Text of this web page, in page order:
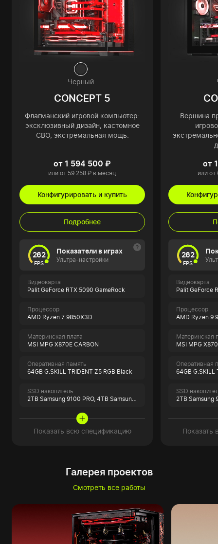
Черный
CONCEPT 5
Флагманский игровой компьютер:
эксклюзивный дизайн, кастомное
СВО, экстремальная мощь.
от 1 594 500 ₽
или от 59 258 ₽ в месяц
Конфигурировать и купить
Подробнее
262
FPS
Показатели в играх
Ультра-настройки
Видеокарта
Palit GeForce RTX 5090 GameRock
Процессор
AMD Ryzen 7 9850X3D
Материнская плата
MSI MPG X870E CARBON
Оперативная память
64GB G.SKILL TRIDENT Z5 RGB Black
SSD накопитель
2TB Samsung 9100 PRO, 4TB Samsung 990 PRO
Показать всю спецификацию
Вершина
от
или от
262
FPS
Видеокарта
Palit GeForce
Процессор
AMD Ryzen 9
Материнская
MSI MPG
Оперативная
64GB G.SKILL
SSD
2TB Samsung
Показать
Галерея проектов
Смотреть все работы